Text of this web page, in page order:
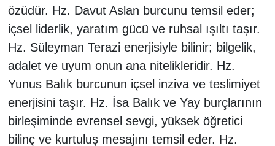
özüdür. Hz. Davut Aslan burcunu temsil eder;
içsel liderlik, yaratım gücü ve ruhsal ışıltı taşır.
Hz. Süleyman Terazi enerjisiyle bilinir; bilgelik,
adalet ve uyum onun ana nitelikleridir. Hz.
Yunus Balık burcunun içsel inziva ve teslimiyet
enerjisini taşır. Hz. İsa Balık ve Yay burçlarının
birleşiminde evrensel sevgi, yüksek öğretici
bilinç ve kurtuluş mesajını temsil eder. Hz.